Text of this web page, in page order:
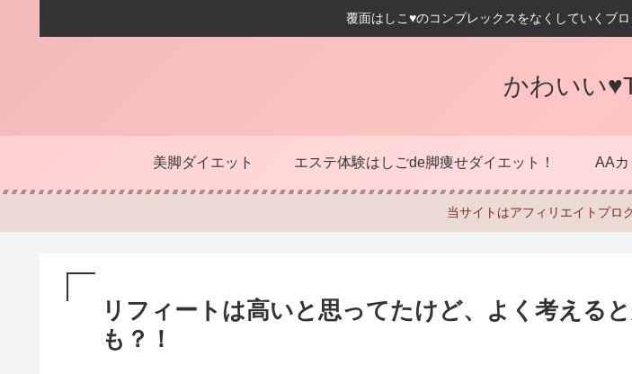
覆面はしこ♥のコンプレックスをなくしていくブ
かわいい
美脚ダイエット エステ体験はしごde脚痩せダイエット！ AAカ
当サイトはアフィリエイトプロ
リフィートは高いと思ってたけど、よく考える
も？！